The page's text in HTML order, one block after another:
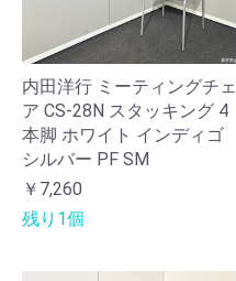
内田洋行 ミーティングチェ
ア CS-28N スタッキング 4
本脚 ホワイト インディゴ
シルバー PF SM
￥7,260
残り1個